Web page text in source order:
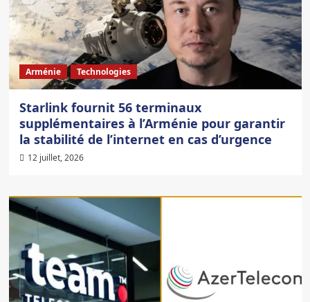
Arménie Technologies
Starlink fournit 56 terminaux
supplémentaires à l’Arménie pour garantir
la stabilité de l’internet en cas d’urgence
12 juillet, 2026